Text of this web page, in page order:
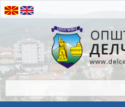
Прескокнете на содржината
Општина Делчево
Општина Делчево